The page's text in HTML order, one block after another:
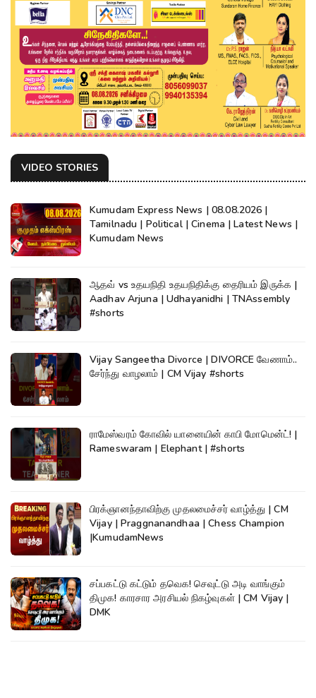
VIDEO STORIES
Kumudam Express News | 08.08.2026 |
Tamilnadu | Political | Cinema | Latest News |
Kumudam News
ஆதவ் vs உதயநிதி உதயநிதிக்கு தைரியம் இருக்க |
Aadhav Arjuna | Udhayanidhi | TNAssembly
#shorts
Vijay Sangeetha Divorce | DIVORCE வேணாம்..
சேர்ந்து வாழலாம் | CM Vijay #shorts
ராமேஸ்வரம் கோவில் யானையின் காபி மோமென்ட்! |
Rameswaram | Elephant | #shorts
பிரக்ஞானந்தாவிற்கு முதலமைச்சர் வாழ்த்து | CM
Vijay | Praggnanandhaa | Chess Champion
|KumudamNews
சப்பகட்டு கட்டும் தவெக! செவுட்டு அடி வாங்கும்
திமுக! காரசார அரசியல் நிகழ்வுகள் | CM Vijay |
DMK